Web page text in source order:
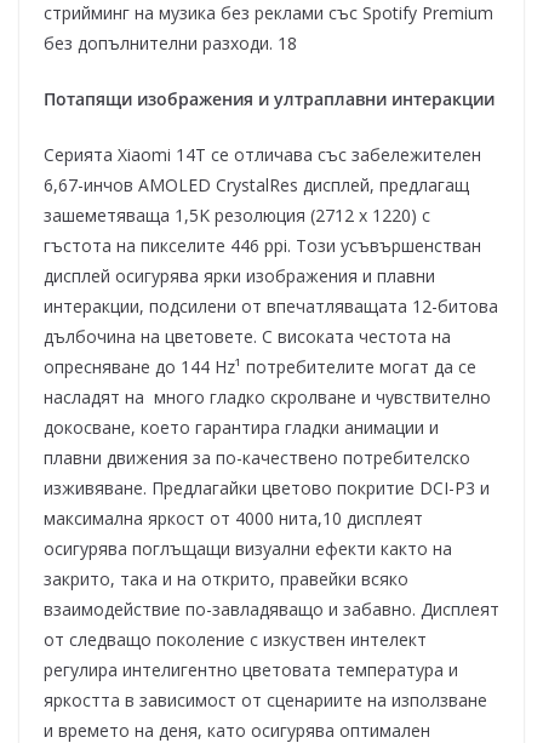
стрийминг на музика без реклами със Spotify Premium
без допълнителни разходи. 18
Потапящи изображения и ултраплавни интеракции
Серията Xiaomi 14T се отличава със забележителен
6,67-инчов AMOLED CrystalRes дисплей, предлагащ
зашеметяваща 1,5K резолюция (2712 x 1220) с
гъстота на пикселите 446 ppi. Този усъвършенстван
дисплей осигурява ярки изображения и плавни
интеракции, подсилени от впечатляващата 12-битова
дълбочина на цветовете. С високата честота на
опресняване до 144 Hz¹ потребителите могат да се
насладят на много гладко скролване и чувствително
докосване, което гарантира гладки анимации и
плавни движения за по-качествено потребителско
изживяване. Предлагайки цветово покритие DCI-P3 и
максимална яркост от 4000 нита,10 дисплеят
осигурява поглъщащи визуални ефекти както на
закрито, така и на открито, правейки всяко
взаимодействие по-завладяващо и забавно. Дисплеят
от следващо поколение с изкуствен интелект
регулира интелигентно цветовата температура и
яркостта в зависимост от сценариите на използване
и времето на деня, като осигурява оптимален